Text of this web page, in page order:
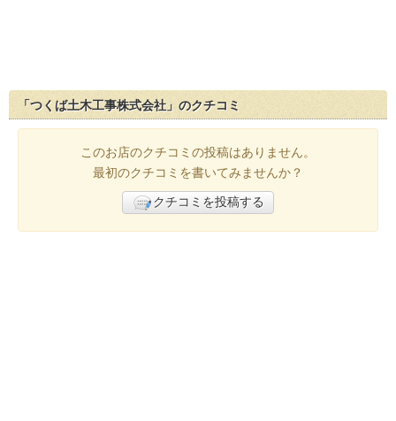
「つくば土木工事株式会社」のクチコミ
このお店のクチコミの投稿はありません。
最初のクチコミを書いてみませんか？
クチコミを投稿する